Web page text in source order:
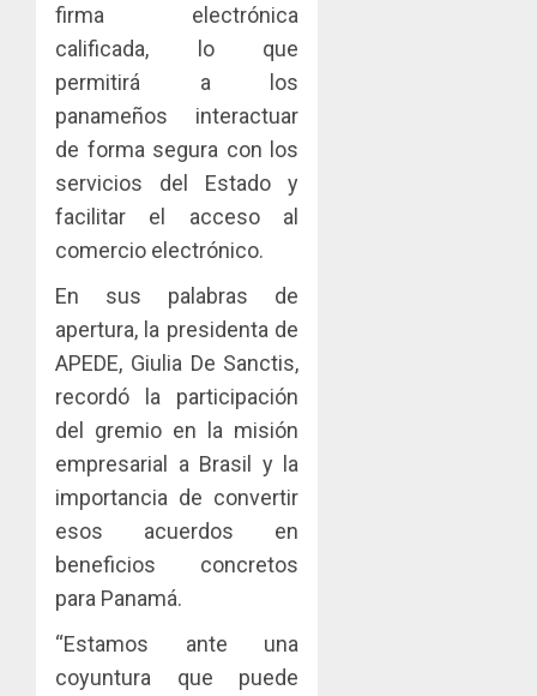
firma electrónica
calificada, lo que
permitirá a los
panameños interactuar
de forma segura con los
servicios del Estado y
facilitar el acceso al
comercio electrónico.
En sus palabras de
apertura, la presidenta de
APEDE, Giulia De Sanctis,
recordó la participación
del gremio en la misión
empresarial a Brasil y la
importancia de convertir
esos acuerdos en
beneficios concretos
para Panamá.
“Estamos ante una
coyuntura que puede